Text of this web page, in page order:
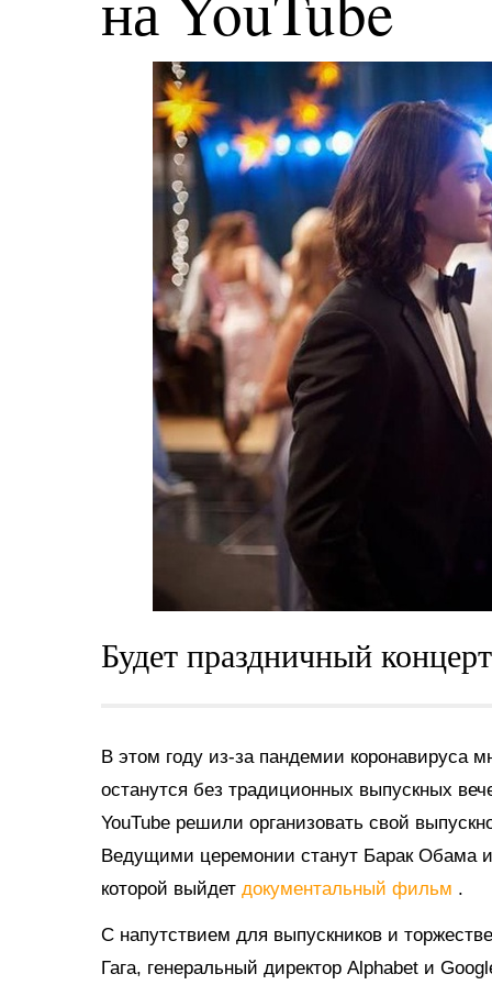
Будет праздничный
В этом году из-за пандемии коронавируса
останутся без традиционных выпускных
YouTube решили организовать свой
Ведущими церемонии станут Барак Обама
которой выйдет документальный фильм .
С напутствием для выпускников и
Гага, генеральный директор Alphabet и